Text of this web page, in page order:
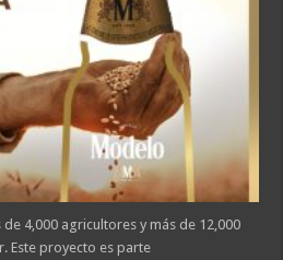
4,000 agricultores y más de 12,000
Este proyecto es parte